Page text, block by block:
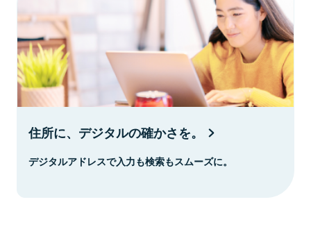
住所に、デジタルの確かさを。
デジタルアドレスで入力も検索もスムーズに。